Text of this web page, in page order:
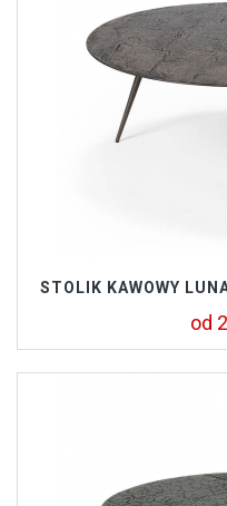
STOLIK KAWOWY
od